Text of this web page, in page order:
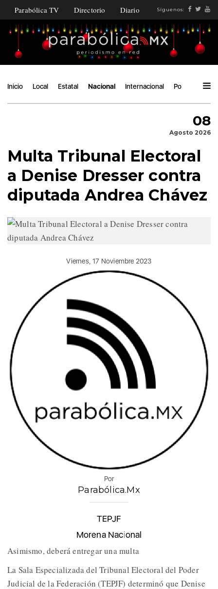
Parabólica TV Directorio Diario Síguenos:
Inicio Local Estatal Nacional Internacional Política
08
Agosto 2026
Multa Tribunal Electoral
a Denise Dresser contra
diputada Andrea Chávez
Viernes, 17 Noviembre 2023
Por
Parabólica.Mx
TEPJF
Morena Nacional
Asimismo, deberá entregar una multa
La Sala Especializada del Tribunal Electoral del Poder
Judicial de la Federación (TEPJF) determinó que Denise